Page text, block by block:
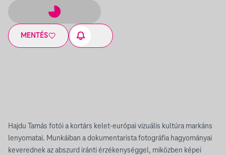
MENTÉS
Hajdu Tamás fotói a kortárs kelet-európai vizuális kultúra markáns
lenyomatai. Munkáiban a dokumentarista fotográfia hagyományai
keverednek az abszurd iránti érzékenységgel, miközben képei